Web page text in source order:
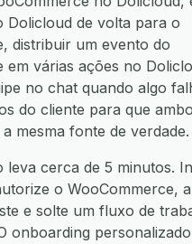
Dolicloud de volta para o
distribuir um evento do
em várias ações no
no chat quando algo
do cliente para que
mesma fonte de verdade.
leva cerca de 5 minutos.
o WooCommerce,
e solte um fluxo de
onboarding